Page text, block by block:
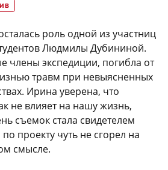
роль одной из участниц
Людмилы Дубининой.
члены экспедиции, погибла от
травм при невыясненных
Ирина уверена, что
не влияет на нашу жизнь,
съемок стала свидетелем
по проекту чуть не сгорел на
смысле.